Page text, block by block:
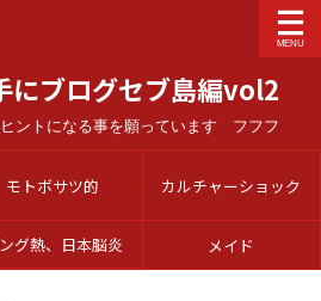
にブログセブ島編vol2
ントになる事を願っています フフフ
モトボサツ的 カルチャーショック
グ熱、日本脳炎 メイド